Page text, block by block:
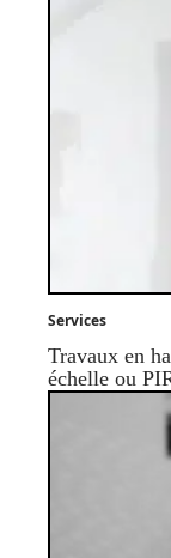
Services
Travaux en
échelle ou